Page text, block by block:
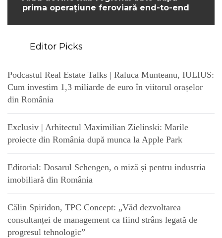
prima operațiune feroviară end-to-end
Editor Picks
Podcastul Real Estate Talks | Raluca Munteanu, IULIUS:
Cum investim 1,3 miliarde de euro în viitorul orașelor
din România
Exclusiv | Arhitectul Maximilian Zielinski: Marile
proiecte din România după munca la Apple Park
Editorial: Dosarul Schengen, o miză și pentru industria
imobiliară din România
Călin Spiridon, TPC Concept: „Văd dezvoltarea
consultanței de management ca fiind strâns legată de
progresul tehnologic”